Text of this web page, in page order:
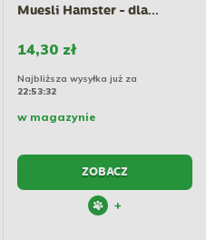
Muesli Hamster - dla...
14,30 zł
Najbliższa wysyłka już za
22:53:31
w magazynie
ZOBACZ
+